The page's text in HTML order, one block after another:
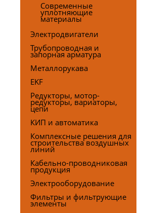
Современные
уплотняющие
материалы
Электродвигатели
Трубопроводная и
запорная арматура
Металлорукава
EKF
Редукторы, мотор-
редукторы, вариаторы,
цепи
КИП и автоматика
Комплексные решения для
строительства воздушных
линий
Кабельно-проводниковая
продукция
Электрооборудование
Фильтры и фильтрующие
элементы